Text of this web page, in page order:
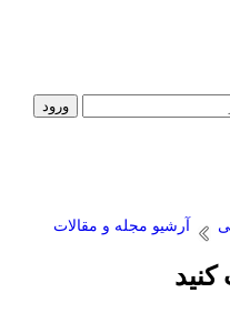
آرشیو مجله و مقالات